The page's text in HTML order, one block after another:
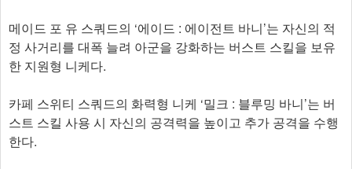
메이드 포 유 스쿼드의 ‘에이드 : 에이전트 바니’는 자신의 적
정 사거리를 대폭 늘려 아군을 강화하는 버스트 스킬을 보유
한 지원형 니케다.
카페 스위티 스쿼드의 화력형 니케 ‘밀크 : 블루밍 바니’는 버
스트 스킬 사용 시 자신의 공격력을 높이고 추가 공격을 수행
한다.